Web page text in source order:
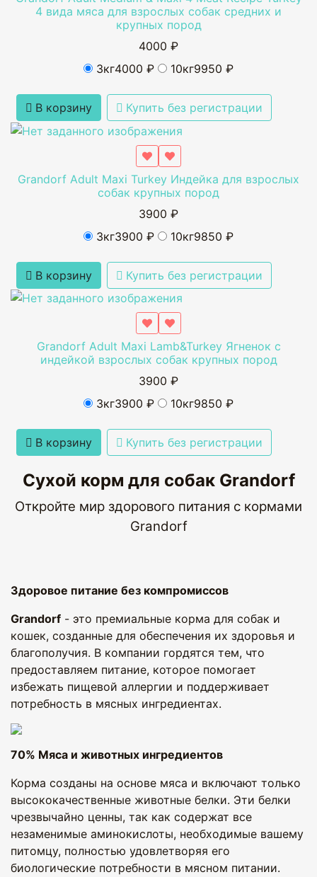
4 вида мяса для взрослых собак средних и
крупных пород
4000 ₽
3кг4000 ₽ 10кг9950 ₽
В корзину Купить без регистрации
Grandorf Adult Maxi Turkey Индейка для взрослых
собак крупных пород
3900 ₽
3кг3900 ₽ 10кг9850 ₽
В корзину Купить без регистрации
Grandorf Adult Maxi Lamb&Turkey Ягненок с
индейкой взрослых собак крупных пород
3900 ₽
3кг3900 ₽ 10кг9850 ₽
В корзину Купить без регистрации
Сухой корм для собак Grandorf
Откройте мир здорового питания с кормами
Grandorf
Здоровое питание без компромиссов
Grandorf - это премиальные корма для собак и
кошек, созданные для обеспечения их здоровья и
благополучия. В компании гордятся тем, что
предоставляем питание, которое помогает
избежать пищевой аллергии и поддерживает
потребность в мясных ингредиентах.
70% Мяса и животных ингредиентов
Корма созданы на основе мяса и включают только
высококачественные животные белки. Эти белки
чрезвычайно ценны, так как содержат все
незаменимые аминокислоты, необходимые вашему
питомцу, полностью удовлетворяя его
биологические потребности в мясном питании.